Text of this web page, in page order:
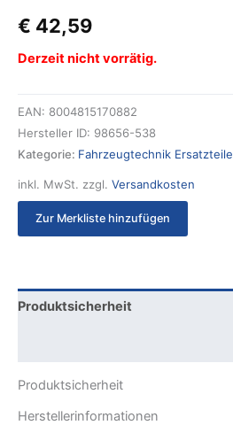
€ 42,59
Derzeit nicht vorrätig.
EAN: 8004815170882
Hersteller ID: 98656-538
Kategorie: Fahrzeugtechnik Ersatzteile
inkl. MwSt. zzgl. Versandkosten
Zur Merkliste hinzufügen
Produktsicherheit
Produktsicherheit
Herstellerinformationen